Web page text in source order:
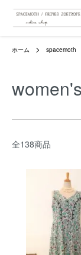
ホーム spacemoth
全138商品